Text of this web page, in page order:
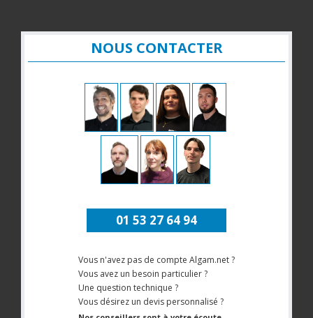
NOUS CONTACTER
01 53 27 64 94
Vous n'avez pas de compte Algam.net ?
Vous avez un besoin particulier ?
Une question technique ?
Vous désirez un devis personnalisé ?